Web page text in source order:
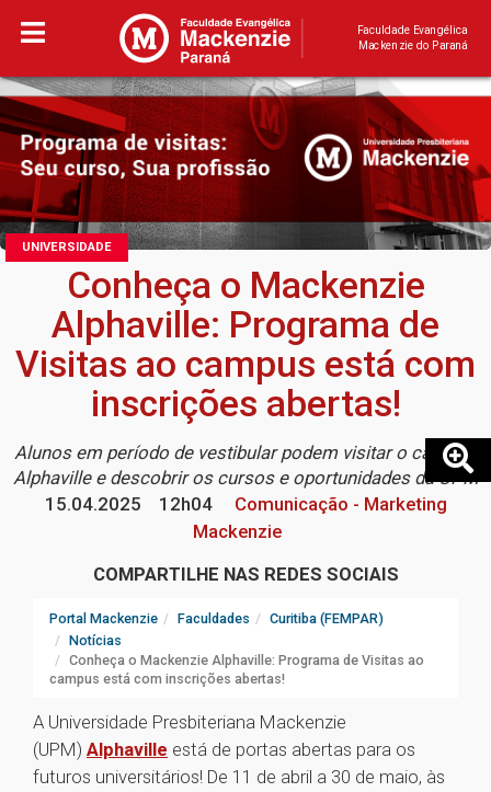
Faculdade Evangélica
Mackenzie do Paraná
UNIVERSIDADE
Conheça o Mackenzie
Alphaville: Programa de
Visitas ao campus está com
inscrições abertas!
Alunos em período de vestibular podem visitar o campus
Alphaville e descobrir os cursos e oportunidades da UPM
15.04.2025
12h04
Comunicação - Marketing
Mackenzie
COMPARTILHE NAS REDES SOCIAIS
Portal Mackenzie Faculdades
Curitiba (FEMPAR)
Notícias
Conheça o Mackenzie Alphaville: Programa de Visitas ao
campus está com inscrições abertas!
A Universidade Presbiteriana Mackenzie
(UPM) Alphaville está de portas abertas para os
futuros universitários! De 11 de abril a 30 de maio, às